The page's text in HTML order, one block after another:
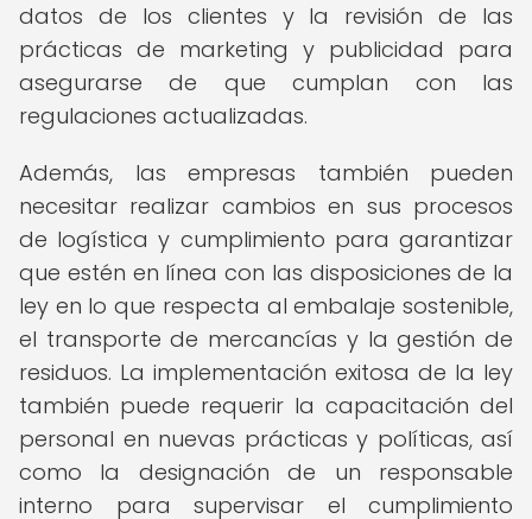
datos de los clientes y la revisión de las
prácticas de marketing y publicidad para
asegurarse de que cumplan con las
regulaciones actualizadas.
Además, las empresas también pueden
necesitar realizar cambios en sus procesos
de logística y cumplimiento para garantizar
que estén en línea con las disposiciones de la
ley en lo que respecta al embalaje sostenible,
el transporte de mercancías y la gestión de
residuos. La implementación exitosa de la ley
también puede requerir la capacitación del
personal en nuevas prácticas y políticas, así
como la designación de un responsable
interno para supervisar el cumplimiento